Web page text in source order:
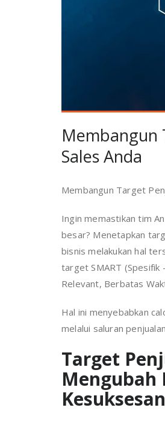
Membangun
Sales Anda
Membangun Target
Ingin memastikan tim
besar? Menetapkan
bisnis melakukan hal
target SMART (Spesifik
Relevant, Berbatas
Hal ini menyebabkan
melalui saluran
Target
Kesuksesan